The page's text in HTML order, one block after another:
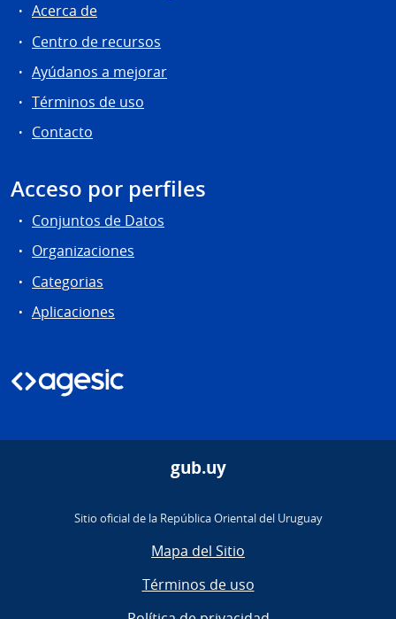
Acerca de
Centro de recursos
Ayúdanos a mejorar
Términos de uso
Contacto
Acceso por perfiles
Conjuntos de Datos
Organizaciones
Categorias
Aplicaciones
gub.uy
Sitio oficial de la República Oriental del Uruguay
Mapa del Sitio
Términos de uso